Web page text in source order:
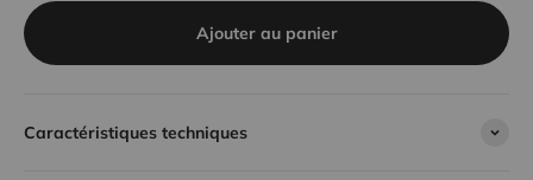
Ajouter au panier
Caractéristiques techniques